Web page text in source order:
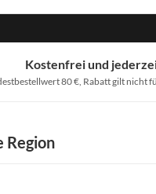
Kostenfrei und
80 €, Rabatt gilt nicht
Region